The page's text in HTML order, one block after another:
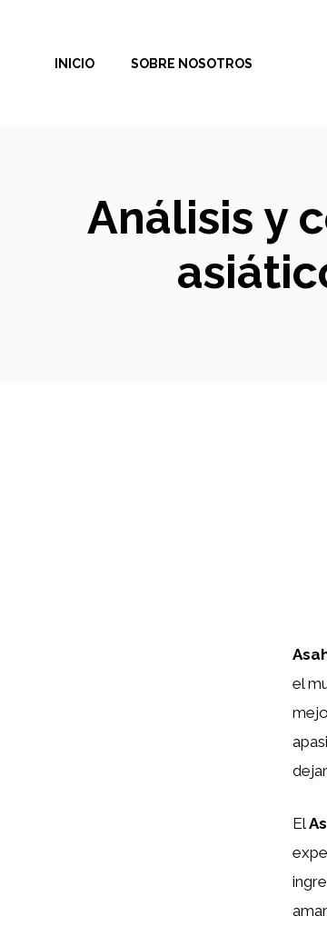
contenidoINICIO SOBRE NOSOTROS
Análisis y
el
El